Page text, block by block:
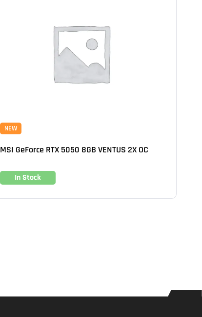
NEW
MSI GeForce RTX 5050 8GB VENTUS 2X OC
In Stock